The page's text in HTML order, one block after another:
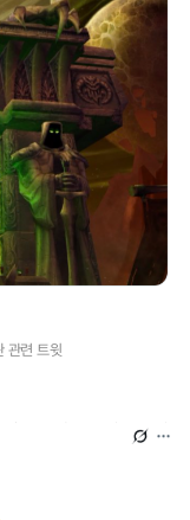
관련 트윗